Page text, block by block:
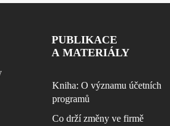
PUBLIKACE
A MATERIÁLY
Kniha: O významu účetních
programů
Co drží změny ve firmě